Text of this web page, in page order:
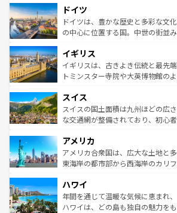
の城塞都市、穏やかなビーチリゾ
せる。地方によって風土や気候が
性で訪れる人
で、幅広い魅力が詰まっている。
聖堂、美しいビーチ、そして豊か
から魅了する。また、フランスは
いる。シャンパンの発祥地である
香り高いラベンダー畑など、多彩
らに、パリ以外の地域にも魅力が
れる地方に足を運ぶとそれぞれで
きるだろう。 なお、新着のフ
を参照してほしい。
ドイツ
ドイツは、豊かな歴史と多彩な文
の中心に位置する国。中世の街並
顔を持つこの国は、どこを歩いて
ルリンの文化的活気、バイエルン
してライン川沿いのワイン畑とい
は、お酒好きな人にはぜひ体験してほしい。
ドイツ情報はコンテンツ一覧を参
イギリス
イギリスは、古きよき伝統と最先
トミンスター寺院や大英博物館の
リアごとに異なる魅力がある。ま
ティー、ビール好きにはたまらな
戦など、本場だからこそできる体
ンツ一覧を参照してほしい。
スイス
スイスの国土面積は九州ほどの広
な交通網が整備されており、初心
の建物がそのまま残る町や、スイ
博物館もあり、アルプス観光だけ
ことができる。国民の所得が高い
ば市内交通費無料で観光を楽しむこともで
着のスイス情報はコンテンツ一覧
アメリカ
アメリカ合衆国は、広大な土地と
東海岸の都市部から西海岸のカリ
のような巨大都市は、観光、ショッ
ンメントが詰まった刺激的なスポ
西部には大自然が広がり、グラン
ハワイ
年間を通じて温暖な気候に恵まれ
ハワイは、どの島も独自の魅力を